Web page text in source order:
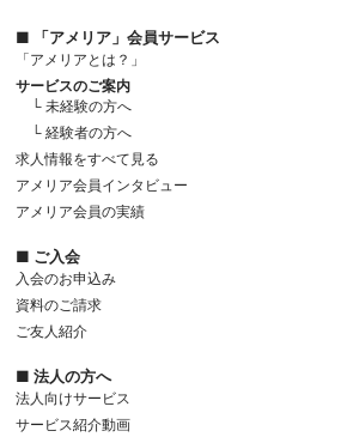
■ 「アメリア」会員サービス
「アメリアとは？」
サービスのご案内
└ 未経験の方へ
└ 経験者の方へ
求人情報をすべて見る
アメリア会員インタビュー
アメリア会員の実績
■ ご入会
入会のお申込み
資料のご請求
ご友人紹介
■ 法人の方へ
法人向けサービス
サービス紹介動画